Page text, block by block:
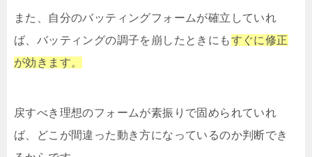
また、自分のバッティングフォームが確立していれ
ば、バッティングの調子を崩したときにもすぐに修正
が効きます。
戻すべき理想のフォームが素振りで固められていれ
ば、どこが間違った動き方になっているのか判断でき